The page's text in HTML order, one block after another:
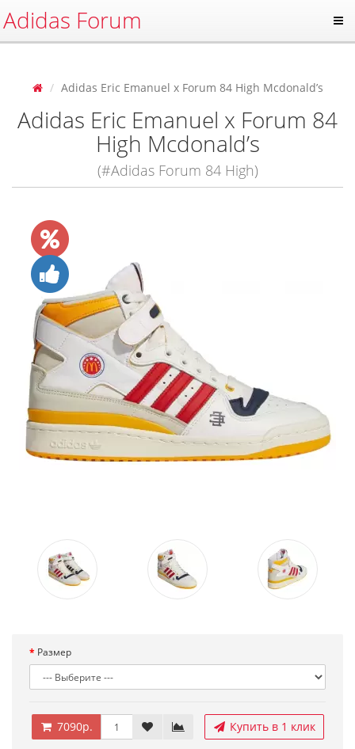
Adidas Forum
Adidas Eric Emanuel x Forum 84 High Mcdonald’s
Adidas Eric Emanuel x Forum 84
High Mcdonald’s
(#Adidas Forum 84 High)
Размер
7090р. Купить в 1 клик